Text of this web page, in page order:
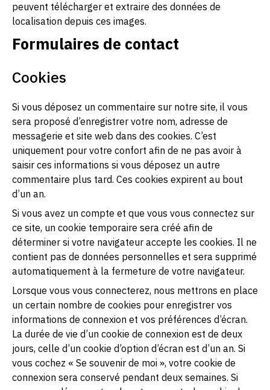
peuvent télécharger et extraire des données de
localisation depuis ces images.
Formulaires de contact
Cookies
Si vous déposez un commentaire sur notre site, il vous
sera proposé d’enregistrer votre nom, adresse de
messagerie et site web dans des cookies. C’est
uniquement pour votre confort afin de ne pas avoir à
saisir ces informations si vous déposez un autre
commentaire plus tard. Ces cookies expirent au bout
d’un an.
Si vous avez un compte et que vous vous connectez sur
ce site, un cookie temporaire sera créé afin de
déterminer si votre navigateur accepte les cookies. Il ne
contient pas de données personnelles et sera supprimé
automatiquement à la fermeture de votre navigateur.
Lorsque vous vous connecterez, nous mettrons en place
un certain nombre de cookies pour enregistrer vos
informations de connexion et vos préférences d’écran.
La durée de vie d’un cookie de connexion est de deux
jours, celle d’un cookie d’option d’écran est d’un an. Si
vous cochez « Se souvenir de moi », votre cookie de
connexion sera conservé pendant deux semaines. Si